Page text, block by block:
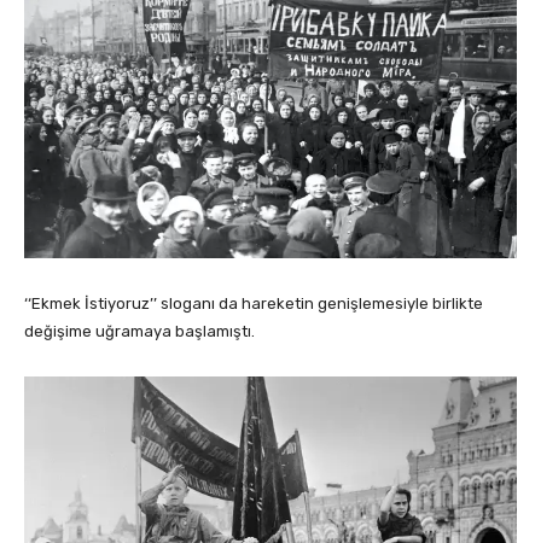
‘‘Ekmek İstiyoruz’’ sloganı da hareketin genişlemesiyle birlikte
değişime uğramaya başlamıştı.